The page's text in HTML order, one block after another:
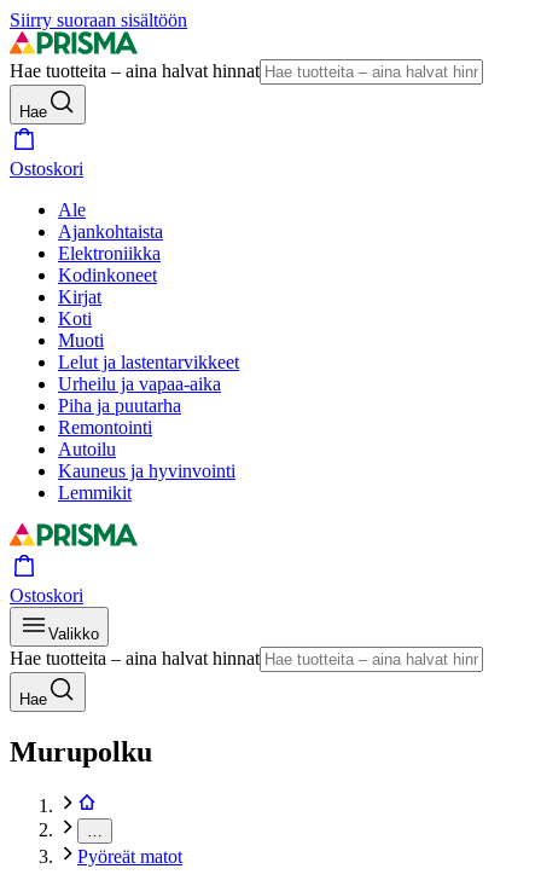
Siirry suoraan sisältöön
Hae tuotteita – aina halvat hinnat
Hae
Ostoskori
Ale
Ajankohtaista
Elektroniikka
Kodinkoneet
Kirjat
Koti
Muoti
Lelut ja lastentarvikkeet
Urheilu ja vapaa-aika
Piha ja puutarha
Remontointi
Autoilu
Kauneus ja hyvinvointi
Lemmikit
Ostoskori
Valikko
Hae tuotteita – aina halvat hinnat
Hae
Murupolku
Pyöreät matot